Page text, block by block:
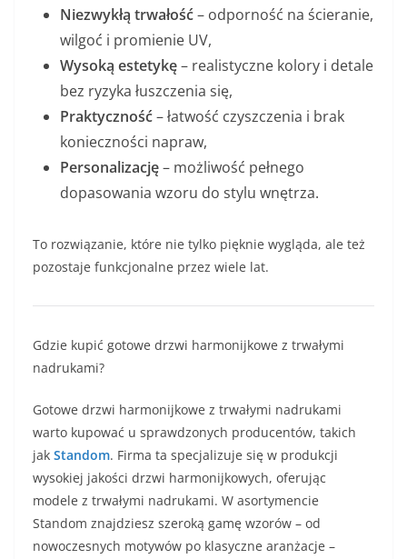
Niezwykłą trwałość– odporność na ścieranie,
wilgoć i promienie UV,
Wysoką estetykę– realistyczne kolory i detale
bez ryzyka łuszczenia się,
Praktyczność– łatwość czyszczenia i brak
konieczności napraw,
Personalizację– możliwość pełnego
dopasowania wzoru do stylu wnętrza.
To rozwiązanie, które nie tylko pięknie wygląda, ale też
pozostaje funkcjonalne przez wiele lat.
Gdzie kupić gotowe drzwi harmonijkowe z trwałymi
nadrukami?
Gotowe drzwi harmonijkowe z trwałymi nadrukami
warto kupować u sprawdzonych producentów, takich
jak Standom. Firma ta specjalizuje się w produkcji
wysokiej jakości drzwi harmonijkowych, oferując
modele z trwałymi nadrukami. W asortymencie
Standom znajdziesz szeroką gamę wzorów – od
nowoczesnych motywów po klasyczne aranżacje –